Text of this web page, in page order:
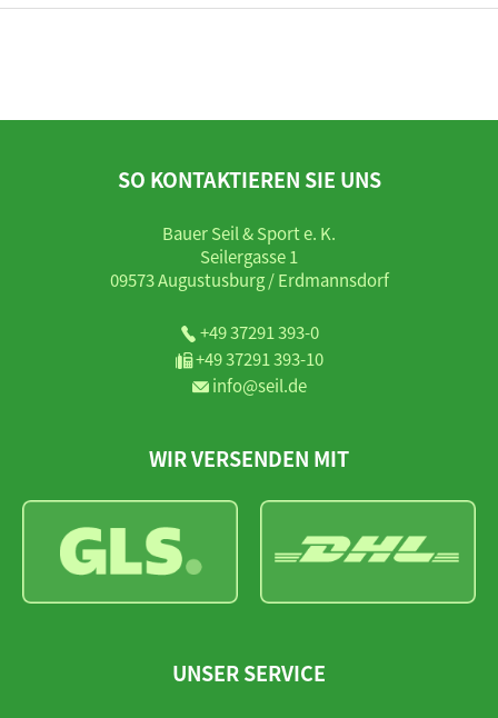
SO KONTAKTIEREN SIE UNS
Bauer Seil & Sport e. K.
Seilergasse 1
09573 Augustusburg / Erdmannsdorf
+49 37291 393-0
+49 37291 393-10
info@seil.de
WIR VERSENDEN MIT
UNSER SERVICE